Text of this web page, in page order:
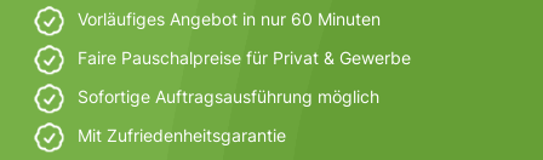
Vorläufiges Angebot in nur 60 Minuten
Faire Pauschalpreise für Privat & Gewerbe
Sofortige Auftragsausführung möglich
Mit Zufriedenheitsgarantie